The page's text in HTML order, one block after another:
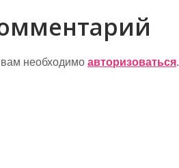
необходимо авторизоваться.